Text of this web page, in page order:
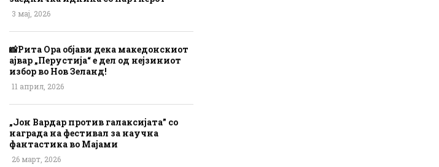
3 мај, 2026
📸Рита Ора објави дека македонскиот
ајвар „Перустија“ е дел од нејзиниот
избор во Нов Зеланд!
11 април, 2026
„Јон Вардар против галаксијата” со
награда на фестивал за научна
фантастика во Мајами
26 март, 2026